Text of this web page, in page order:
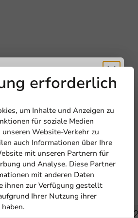
a review
Bewertung schreiben
in dieser Serie
erforderlich
um Inhalte und Anzeigen zu
für soziale Medien
Website-Verkehr zu
auch Informationen über Ihre
mit unseren Partnern für
und Analyse. Diese Partner
mit anderen Daten
ihnen zur Verfügung gestellt
Ihrer Nutzung ihrer
Sie
Rabatt
Sie unseren